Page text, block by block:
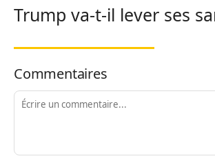
Trump va-t-il lever ses
Commentaires